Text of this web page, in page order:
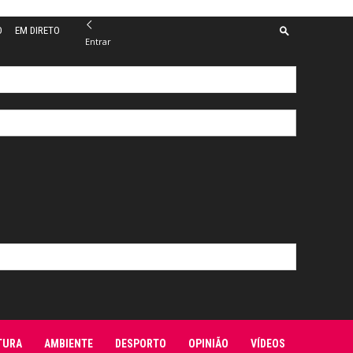
EM DIRETO
Entrar
AMBIENTE DESPORTO OPINIÃO VÍDEOS